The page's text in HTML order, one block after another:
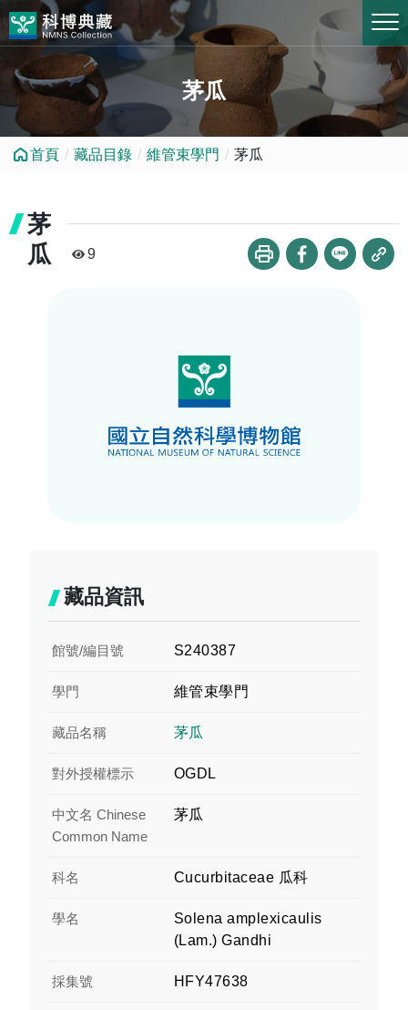
跳到中央內容區塊
茅瓜
首頁 藏品目錄 維管束學門 茅瓜
茅
瓜
9
藏品資訊
館號/編目號 S240387
學門 維管束學門
藏品名稱 茅瓜
對外授權標示 OGDL
中文名 Chinese
Common Name
茅瓜
科名 Cucurbitaceae 瓜科
學名
Solena amplexicaulis
(Lam.) Gandhi
採集號 HFY47638